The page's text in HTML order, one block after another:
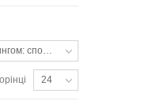
За рейтингом: спочатку популярні
24